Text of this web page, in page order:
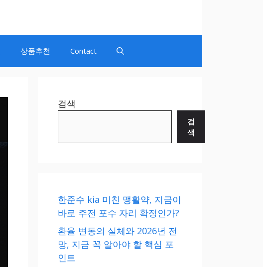
상품추천 Contact
검색
검
색
한준수 kia 미친 맹활약, 지금이
바로 주전 포수 자리 확정인가?
환율 변동의 실체와 2026년 전
망, 지금 꼭 알아야 할 핵심 포
인트